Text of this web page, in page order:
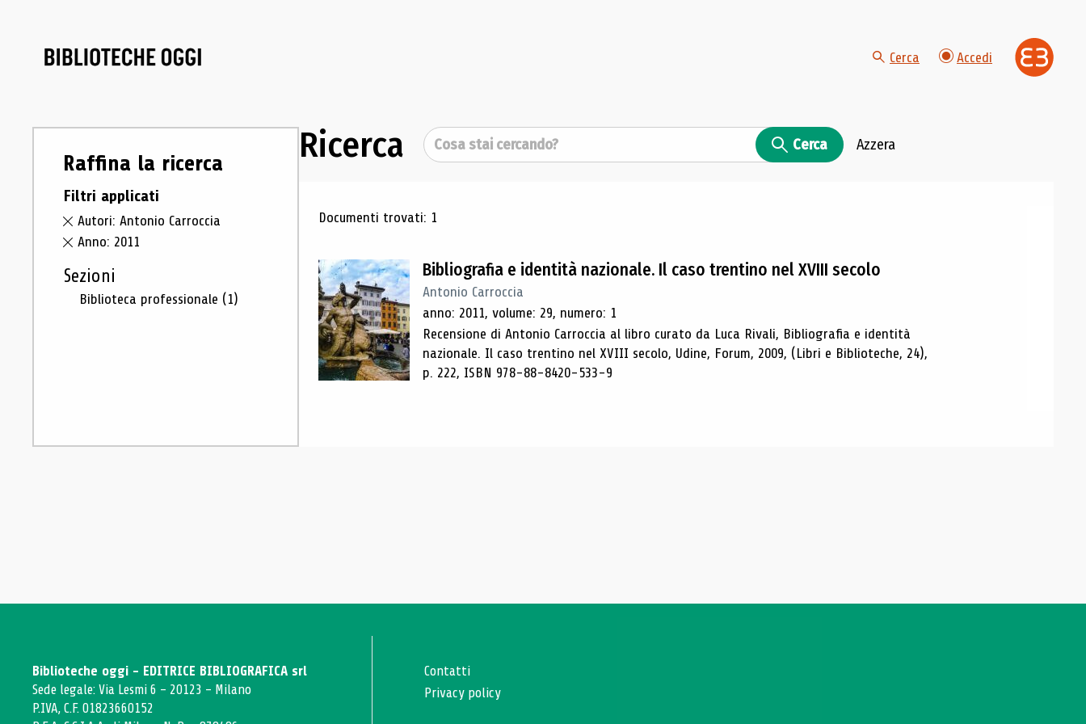
Cerca Accedi
Raffina la ricerca
Filtri applicati
Autori: Antonio Carroccia
Anno: 2011
Sezioni
Biblioteca professionale (1)
Ricerca Cerca Cerca Azzera
Risultati di ricerca
Documenti trovati: 1
Bibliografia e identità nazionale. Il caso trentino nel XVIII secolo
Antonio Carroccia
anno: 2011, volume: 29, numero: 1
Recensione di Antonio Carroccia al libro curato da Luca Rivali, Bibliografia e identità
nazionale. Il caso trentino nel XVIII secolo, Udine, Forum, 2009, (Libri e Biblioteche, 24),
p. 222, ISBN 978-88-8420-533-9
Biblioteche oggi - EDITRICE BIBLIOGRAFICA srl
Sede legale: Via Lesmi 6 - 20123 - Milano
P.IVA, C.F. 01823660152
Contatti
Privacy policy